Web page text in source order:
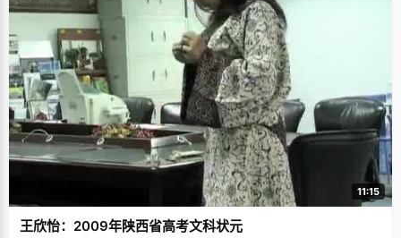
11:15
王欣怡：2009年陕西省高考文科状元